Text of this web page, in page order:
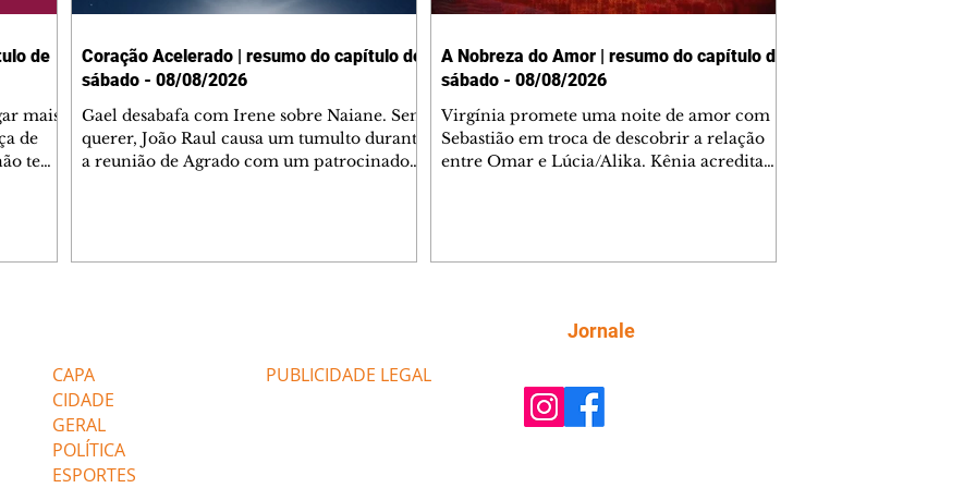
de
mais
de
tem
de
Coração Acelerado | resumo do capítulo de
sábado - 08/08/2026
Gael desabafa com Irene sobre Naiane. Sem
querer, João Raul causa um tumulto durante
a reunião de Agrado com um patrocinador.
termina o relacionamento dos dois.
A Nobreza do Amor | resumo do capítulo de
sábado - 08/08/2026
Virgínia promete uma noite de amor com
Sebastião em troca de descobrir a relação
entre Omar e Lúcia/Alika. Kênia acredita
comentam sobre a possível jazida de
tungstênio na região. Virgínia provoca
CAPA
CIDADE
GERAL
POLÍTICA
ESPORTES
PUBLICIDADE LEGAL
Jornale